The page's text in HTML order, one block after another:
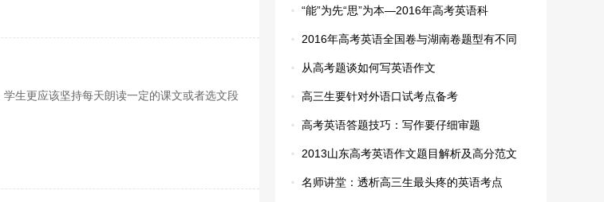
生更应该坚持每天朗读一定的课文或者选文段
· “能”为先“思”为本—2016年高考英语科
· 2016年高考英语全国卷与湖南卷题型有不同
· 从高考题谈如何写英语作文
· 高三生要针对外语口试考点备考
· 高考英语答题技巧：写作要仔细审题
· 2013山东高考英语作文题目解析及高分范文
· 名师讲堂：透析高三生最头疼的英语考点